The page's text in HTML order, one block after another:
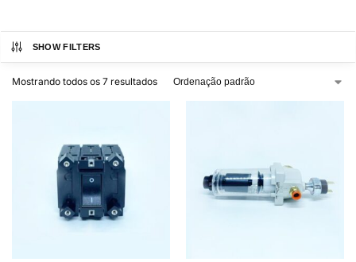
SHOW FILTERS
Mostrando todos os 7 resultados